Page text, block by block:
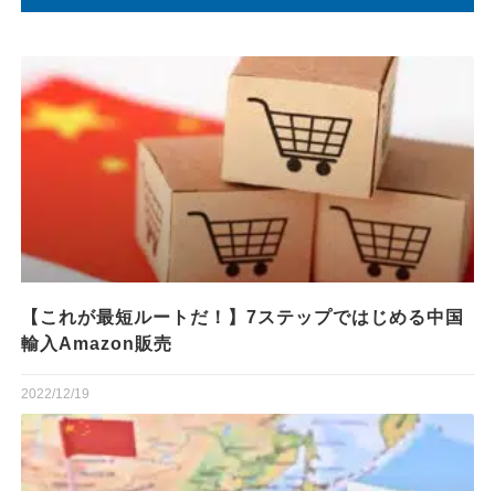
【これが最短ルートだ！】7ステップではじめる中国
輸入Amazon販売
2022/12/19